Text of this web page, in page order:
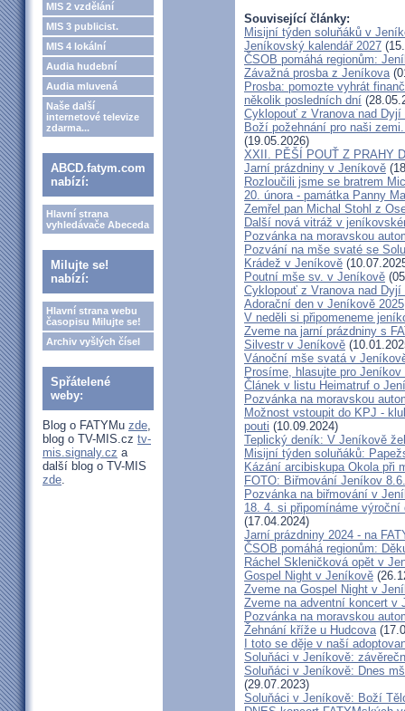
MIS 2 vzdělání
MIS 3 publicist.
MIS 4 lokální
Audia hudební
Audia mluvená
Naše další
internetové televize
zdarma...
ABCD.fatym.com
nabízí:
Hlavní strana
vyhledávače Abeceda
Milujte se!
nabízí:
Hlavní strana webu
časopisu Milujte se!
Archiv vyšlých čísel
Spřátelené
weby:
Blog o FATYMu zde,
blog o TV-MIS.cz tv-
mis.signaly.cz a
další blog o TV-MIS
zde.
Související články:
Misijní týden soluňáků v
Jeníkovský kalendář 2027
ČSOB pomáhá regionům:
Závažná prosba z Jeníkova
Prosba: pomozte vyhrát
několik posledních dní
Cyklopouť z Vranova nad
Boží požehnání pro naši
(19.05.2026)
XXII. PĚŠÍ POUŤ Z PRAHY
Jarní prázdniny v Jeníkově
Rozloučili jsme se bratrem
20. února - památka Panny
Zemřel pan Michal Stohl z
Další nová vitráž v
Pozvánka na moravskou
Pozvání na mše svaté se
Krádež v Jeníkově
Poutní mše sv. v Jeníkově
Cyklopouť z Vranova nad
Adorační den v Jeníkově 2025
V neděli si připomeneme
Zveme na jarní prázdniny s
Silvestr v Jeníkově
Vánoční mše svatá v
Prosíme, hlasujte pro
Článek v listu Heimatruf o
Pozvánka na moravskou
Možnost vstoupit do KPJ -
pouti (10.09.2024)
Teplický deník: V Jeníkově
Misijní týden soluňáků:
Kázání arcibiskupa Okola při
FOTO: Biřmování Jeníkov
Pozvánka na biřmování v
18. 4. si připomínáme
(17.04.2024)
Jarní prázdniny 2024 - na
ČSOB pomáhá regionům:
Ráchel Skleničková opět v
Gospel Night v Jeníkově
Zveme na Gospel Night v
Zveme na adventní koncert v
Pozvánka na moravskou
Žehnání kříže u Hudcova
I toto se děje v naší
Soluňáci v Jeníkově:
Soluňáci v Jeníkově: Dnes
(29.07.2023)
Soluňáci v Jeníkově: Boží